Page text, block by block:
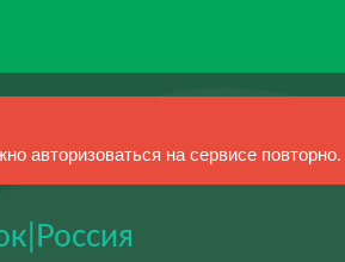
авторизоваться на сервисе повторно.